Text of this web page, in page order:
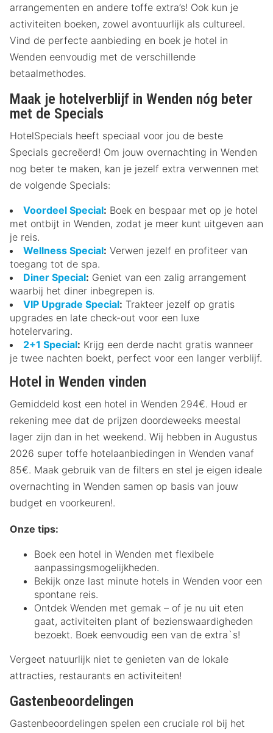
arrangementen en andere toffe extra’s! Ook kun je
activiteiten boeken, zowel avontuurlijk als cultureel.
Vind de perfecte aanbieding en boek je hotel in
Wenden eenvoudig met de verschillende
betaalmethodes.
Maak je hotelverblijf in Wenden nóg beter
met de Specials
HotelSpecials heeft speciaal voor jou de beste
Specials gecreëerd! Om jouw overnachting in Wenden
nog beter te maken, kan je jezelf extra verwennen met
de volgende Specials:
Voordeel Special: Boek en bespaar met op je hotel
met ontbijt in Wenden, zodat je meer kunt uitgeven aan
je reis.
Wellness Special: Verwen jezelf en profiteer van
toegang tot de spa.
Diner Special: Geniet van een zalig arrangement
waarbij het diner inbegrepen is.
VIP Upgrade Special: Trakteer jezelf op gratis
upgrades en late check-out voor een luxe
hotelervaring.
2+1 Special: Krijg een derde nacht gratis wanneer
je twee nachten boekt, perfect voor een langer verblijf.
Hotel in Wenden vinden
Gemiddeld kost een hotel in Wenden 294€. Houd er
rekening mee dat de prijzen doordeweeks meestal
lager zijn dan in het weekend. Wij hebben in Augustus
2026 super toffe hotelaanbiedingen in Wenden vanaf
85€. Maak gebruik van de filters en stel je eigen ideale
overnachting in Wenden samen op basis van jouw
budget en voorkeuren!.
Onze tips:
Boek een hotel in Wenden met flexibele
aanpassingsmogelijkheden.
Bekijk onze last minute hotels in Wenden voor een
spontane reis.
Ontdek Wenden met gemak – of je nu uit eten
gaat, activiteiten plant of bezienswaardigheden
bezoekt. Boek eenvoudig een van de extra`s!
Vergeet natuurlijk niet te genieten van de lokale
attracties, restaurants en activiteiten!
Gastenbeoordelingen
Gastenbeoordelingen spelen een cruciale rol bij het